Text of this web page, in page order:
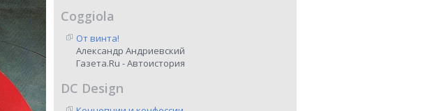
Coggiola
От винта!
Александр Андриевский
Газета.Ru - Автоистория
DC Design